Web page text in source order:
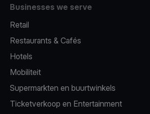
Businesses we serve
Retail
Restaurants & Cafés
Hotels
Mobiliteit
Supermarkten en buurtwinkels
Ticketverkoop en Entertainment